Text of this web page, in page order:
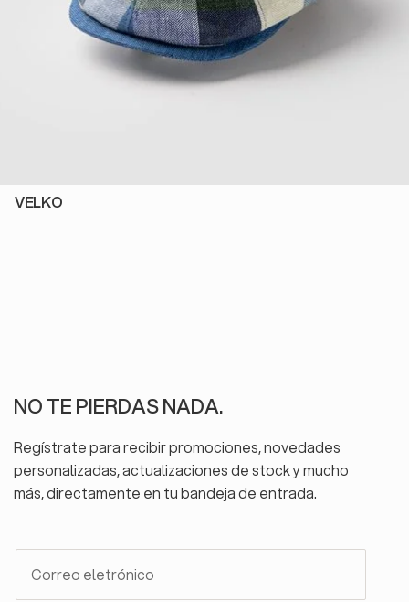
VELKO
NO TE PIERDAS NADA.
Regístrate para recibir promociones, novedades
personalizadas, actualizaciones de stock y mucho
más, directamente en tu bandeja de entrada.